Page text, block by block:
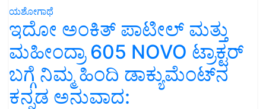
ಯಶೋಗಾಥೆ
ಇದೋ ಅಂಕಿತ್ ಪಾಟೀಲ್ ಮತ್ತು
ಮಹೀಂದ್ರಾ 605 NOVO ಟ್ರಾಕ್ಟರ್
ಬಗ್ಗೆ ನಿಮ್ಮ ಹಿಂದಿ ಡಾಕ್ಯುಮೆಂಟ್‌ನ
ಕನ್ನಡ ಅನುವಾದ: